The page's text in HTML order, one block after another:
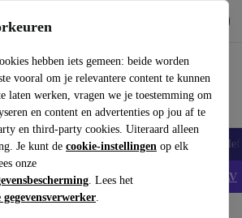
hebben iets gemeen: beide worden
vooral om je relevantere content te kunnen
laten werken, vragen we je toestemming om
en content en advertenties op jou af te
en third-party cookies. Uiteraard alleen
Je kunt de cookie-instellingen op elk
onze
. Lees het
.
en eenvoudig
Tablets Smartwatches Accessoires
op alle iPhones - Code: IPHONEDEAL - AV